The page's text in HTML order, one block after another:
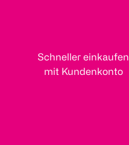
Schneller einkaufen
mit Kundenkonto